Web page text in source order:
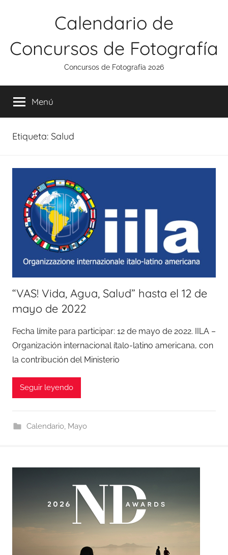
Calendario de
Concursos de Fotografía
Concursos de Fotografía 2026
Menú
Etiqueta: Salud
“VAS! Vida, Agua, Salud” hasta el 12 de
mayo de 2022
Fecha límite para participar: 12 de mayo de 2022. IILA –
Organización internacional ítalo-latino americana, con
la contribución del Ministerio
Seguir leyendo
Calendario, Mayo